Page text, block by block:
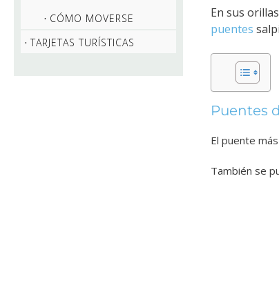
CÓMO MOVERSE
TARJETAS TURÍSTICAS
En sus
puentes
Puentes
El puente
También se